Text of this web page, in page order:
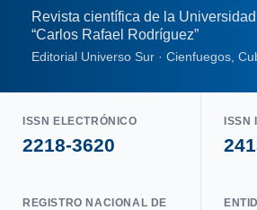
Revista científica de la
“Carlos Rafael Rodríguez”
Editorial Universo Sur · Cienfuegos,
ISSN ELECTRÓNICO
2218-3620
ISSN
REGISTRO NACIONAL DE